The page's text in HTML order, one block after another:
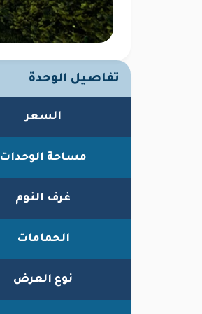
تفاصيل الوحدة
السعر
مساحة الوحدات
غرف النوم
الحمامات
نوع العرض